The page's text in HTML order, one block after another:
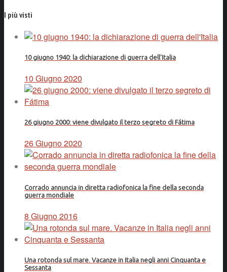
I più visti
10 giugno 1940: la dichiarazione di guerra dell'Italia
10 Giugno 2020
26 giugno 2000: viene divulgato il terzo segreto di Fátima
26 Giugno 2020
Corrado annuncia in diretta radiofonica la fine della seconda
guerra mondiale
8 Giugno 2016
Una rotonda sul mare. Vacanze in Italia negli anni Cinquanta e
Sessanta